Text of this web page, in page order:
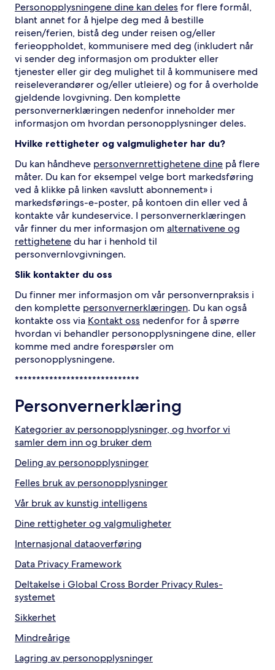
Personopplysningene dine kan deles for flere formål,
blant annet for å hjelpe deg med å bestille
reisen/ferien, bistå deg under reisen og/eller
ferieoppholdet, kommunisere med deg (inkludert når
vi sender deg informasjon om produkter eller
tjenester eller gir deg mulighet til å kommunisere med
reiseleverandører og/eller utleiere) og for å overholde
gjeldende lovgivning. Den komplette
personvernerklæringen nedenfor inneholder mer
informasjon om hvordan personopplysninger deles.
Hvilke rettigheter og valgmuligheter har du?
Du kan håndheve personvernrettighetene dine på flere
måter. Du kan for eksempel velge bort markedsføring
ved å klikke på linken «avslutt abonnement» i
markedsførings-e-poster, på kontoen din eller ved å
kontakte vår kundeservice. I personvernerklæringen
vår finner du mer informasjon om alternativene og
rettighetenedu har i henhold til
personvernlovgivningen.
Slik kontakter du oss
Du finner mer informasjon om vår personvernpraksis i
den komplette personvernerklæringen. Du kan også
kontakte oss via Kontakt oss nedenfor for å spørre
hvordan vi behandler personopplysningene dine, eller
komme med andre forespørsler om
personopplysningene.
*****************************
Personvernerklæring
Kategorier av personopplysninger, og hvorfor vi
samler dem inn og bruker dem
Deling av personopplysninger
Felles bruk av personopplysninger
Vår bruk av kunstig intelligens
Dine rettigheter og valgmuligheter
Internasjonal dataoverføring
Data Privacy Framework
Deltakelse i Global Cross Border Privacy Rules-
systemet
Sikkerhet
Mindreårige
Lagring av personopplysninger